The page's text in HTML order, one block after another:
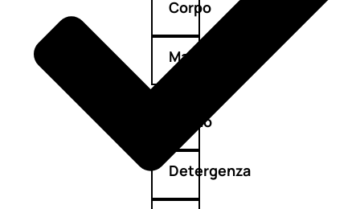
Corpo
Mani
Bagno
Detergenza